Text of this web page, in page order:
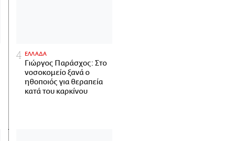
ΕΛΛΑΔΑ
Γιώργος Παράσχος: Στο
νοσοκομείο ξανά ο
ηθοποιός για θεραπεία
κατά του καρκίνου